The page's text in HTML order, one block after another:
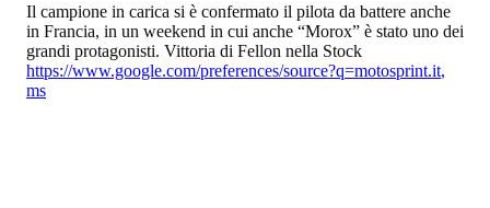
Il campione in carica si è confermato il pilota da battere anche
in Francia, in un weekend in cui anche “Morox” è stato uno dei
grandi protagonisti. Vittoria di Fellon nella Stock
https://www.google.com/preferences/source?q=motosprint.it,
ms